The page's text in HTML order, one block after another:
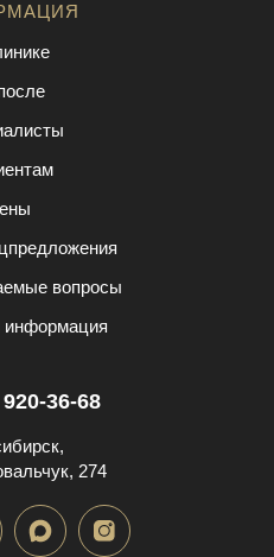
36-68
274
информация
вопросы